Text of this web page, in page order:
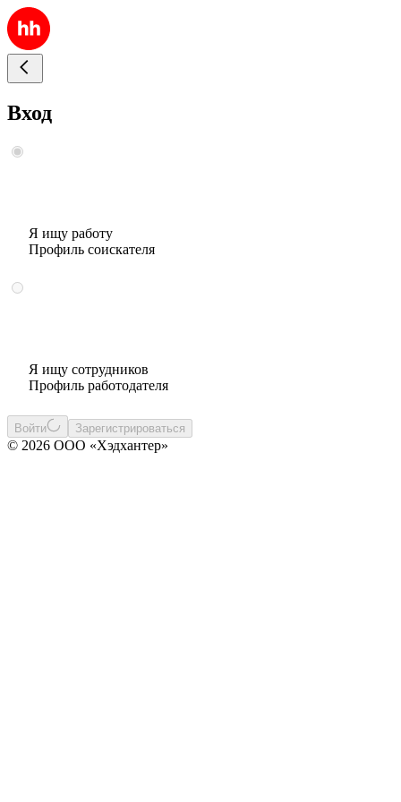
Вход
Я ищу работу
Профиль соискателя
Я ищу сотрудников
Профиль работодателя
Войти Зарегистрироваться
© 2026 ООО «Хэдхантер»